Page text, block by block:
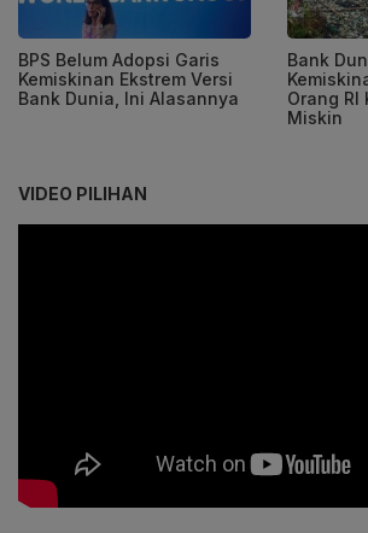
BPS Belum Adopsi Garis
Kemiskinan Ekstrem Versi
Bank Dunia, Ini Alasannya
Bank
Orang RI
Miskin
VIDEO PILIHAN